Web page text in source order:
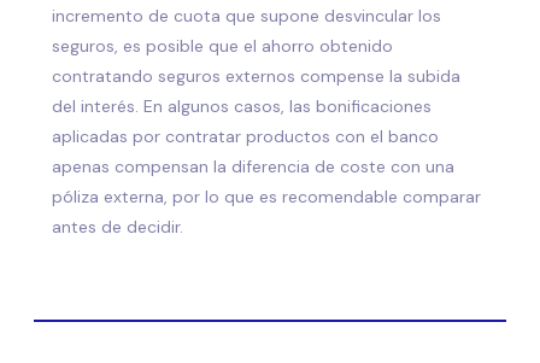
incremento de cuota que supone desvincular los
seguros, es posible que el ahorro obtenido
contratando seguros externos compense la subida
del interés. En algunos casos, las bonificaciones
aplicadas por contratar productos con el banco
apenas compensan la diferencia de coste con una
póliza externa, por lo que es recomendable comparar
antes de decidir.